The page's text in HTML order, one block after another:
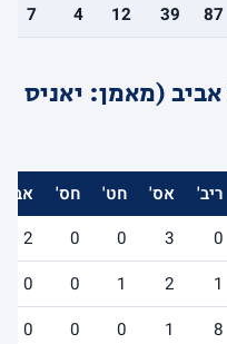
87
39
12
4
7
(מאמן: יאניס
ריב' אס' חט' חס'
אב'
0
3
0
0
2
1
2
1
0
0
8
1
0
0
0